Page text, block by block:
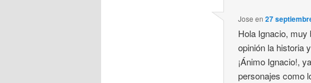
Jose en27
Hola Ignacio,
opinión la historia
¡Ánimo Ignacio!,
personajes como